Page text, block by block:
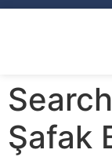
Şafak